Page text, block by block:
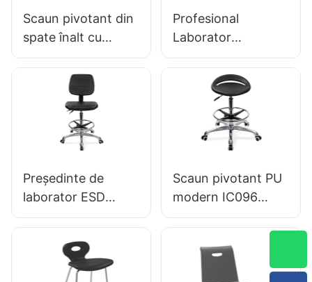
Scaun pivotant din
spate înalt cu
cotiere reglabile
Scaun PU IC050
Suport lombar
Control înălțime de
înălțime de 5 stele
Baza de aluminiu
birou/laborator
Profesional
Laborator
Ergonomic Scaun
de spălare PU
Suport de 360 ​​°
Stable Stable 5
stele Proiectat
științific pentru
Președinte de
laborator ESD
Proiectare
spătarului PU
Scaun pivotant PU
modern IC096
Reglarea înălțimii
reglabil & Baza de 5
stele | Perfect